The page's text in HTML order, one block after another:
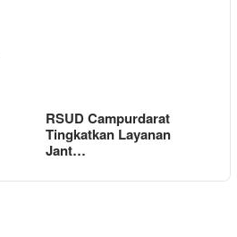
RSUD Campurdarat
Tingkatkan Layanan
Jant…